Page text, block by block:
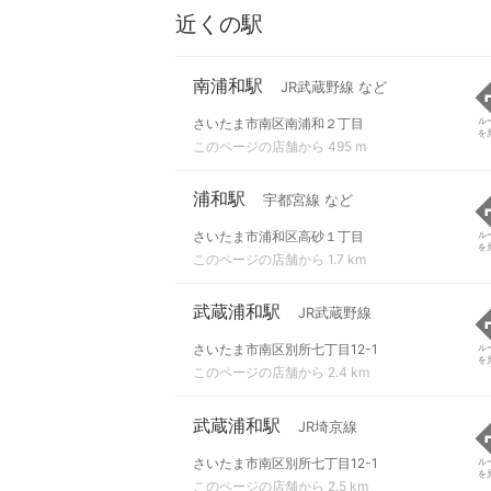
近くの駅
南浦和駅 JR武蔵野線 など
さいたま市南区南浦和２丁目
このページの店舗から 495 m
ル
を
浦和駅 宇都宮線 など
さいたま市浦和区高砂１丁目
このページの店舗から 1.7 km
ル
を
武蔵浦和駅 JR武蔵野線
さいたま市南区別所七丁目12-1
このページの店舗から 2.4 km
ル
を
武蔵浦和駅 JR埼京線
さいたま市南区別所七丁目12-1
このページの店舗から 2.5 km
ル
を